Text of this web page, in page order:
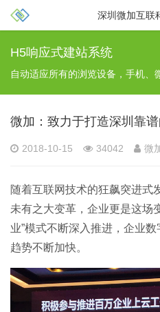
H5响应式建站系统
自动适应所有的浏览设备，手机、
微加：致力于打造深圳靠
2018-10-15 34042 微
随着互联网技术的狂飙突进式
未有之大变革，企业更是这场
业”模式不断深入推进，企业
趋势不断加快。
深圳微加互联